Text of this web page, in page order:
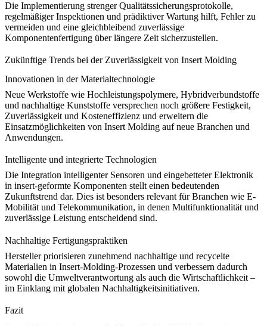
Die Implementierung strenger Qualitätssicherungsprotokolle,
regelmäßiger Inspektionen und prädiktiver Wartung hilft, Fehler zu
vermeiden und eine gleichbleibend zuverlässige
Komponentenfertigung über längere Zeit sicherzustellen.
Zukünftige Trends bei der Zuverlässigkeit von Insert Molding
Innovationen in der Materialtechnologie
Neue Werkstoffe wie Hochleistungspolymere, Hybridverbundstoffe
und nachhaltige Kunststoffe versprechen noch größere Festigkeit,
Zuverlässigkeit und Kosteneffizienz und erweitern die
Einsatzmöglichkeiten von Insert Molding auf neue Branchen und
Anwendungen.
Intelligente und integrierte Technologien
Die Integration intelligenter Sensoren und eingebetteter Elektronik
in insert-geformte Komponenten stellt einen bedeutenden
Zukunftstrend dar. Dies ist besonders relevant für Branchen wie E-
Mobilitätund Telekommunikation, in denen Multifunktionalität und
zuverlässige Leistung entscheidend sind.
Nachhaltige Fertigungspraktiken
Hersteller priorisieren zunehmend nachhaltige und recycelte
Materialien in Insert-Molding-Prozessen und verbessern dadurch
sowohl die Umweltverantwortung als auch die Wirtschaftlichkeit –
im Einklang mit globalen Nachhaltigkeitsinitiativen.
Fazit